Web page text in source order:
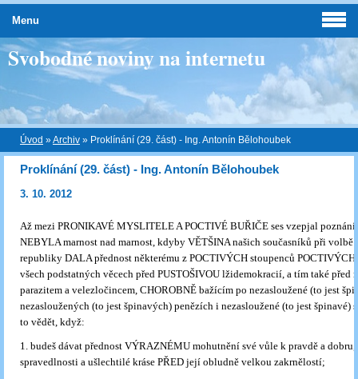
Svobodné noviny na internetu
Úvod »Archiv » Proklínání (29. část) - Ing. Antonín Bělohoubek
Proklínání (29. část) - Ing. Antonín Bělohoubek
3. 10. 2012
Až mezi PRONIKAVÉ MYSLITELE A POCTIVÉ BUŘIČE ses vzepjal
NEBYLA marnost nad marnost, kdyby VĚTŠINA našich současníků při volbě
republiky DALA přednost některému z POCTIVÝCH stoupenců POCTIVÝCH
všech podstatných věcech před PUSTOŠIVOU lžidemokracií, a tím také před
parazitem a velezločincem, CHOROBNĚ bažícím po nezasloužené (to jest
nezasloužených (to jest špinavých) penězích i nezasloužené (to jest špinavé)
to vědět, když:
1. budeš dávat přednost VÝRAZNÉMU mohutnění své vůle k pravdě a dobru,
spravedlnosti a ušlechtilé kráse PŘED její obludně velkou zakrnělostí;
Menu